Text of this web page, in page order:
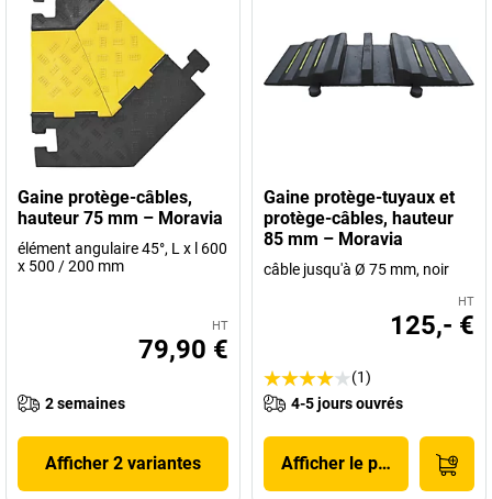
Gaine protège-câbles,
hauteur 75 mm – Moravia
élément angulaire 45°, L x l 600
x 500 / 200 mm
HT
79,90 €
2 semaines
Afficher 2 variantes
Gaine protège-tuyaux et
protège-câbles, hauteur
85 mm – Moravia
câble jusqu'à Ø 75 mm, noir
HT
125,- €
(1)
4-5 jours ouvrés
Afficher le produit